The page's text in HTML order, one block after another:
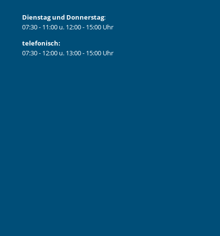
Dienstag und Donnerstag:
07:30 - 11:00 u. 12:00 - 15:00 Uhr
telefonisch:
07:30 - 12:00 u. 13:00 - 15:00 Uhr